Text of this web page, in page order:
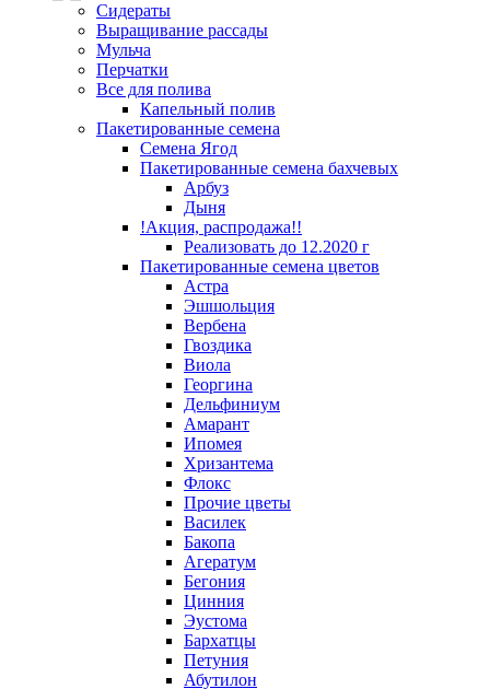
Сидераты
Выращивание рассады
Мульча
Перчатки
Все для полива
Капельный полив
Пакетированные семена
Семена Ягод
Пакетированные семена бахчевых
Арбуз
Дыня
!Акция, распродажа!!
Реализовать до 12.2020 г
Пакетированные семена цветов
Астра
Эшшольция
Вербена
Гвоздика
Виола
Георгина
Дельфиниум
Амарант
Ипомея
Хризантема
Флокс
Прочие цветы
Василек
Бакопа
Агератум
Бегония
Цинния
Эустома
Бархатцы
Петуния
Абутилон